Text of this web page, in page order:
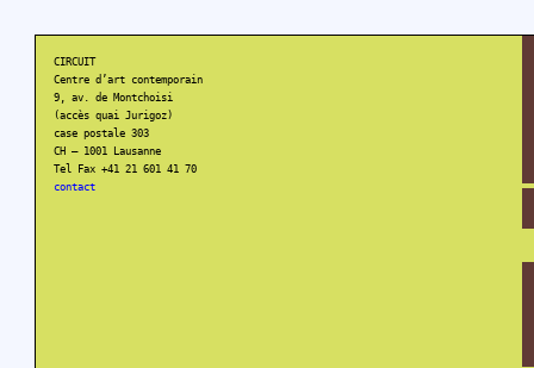
CIRCUIT
Centre d’art contemporain
9, av. de Montchoisi
(accès quai Jurigoz)
case postale 303
CH – 1001 Lausanne
Tel Fax +41 21 601 41 70
contact